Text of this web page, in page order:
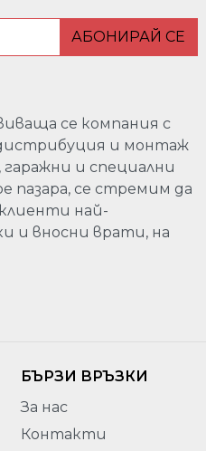
АБОНИРАЙ СЕ
се компания с
и монтаж
и специални
пазара, се стремим да
най-
и вносни врати, на
БЪРЗИ ВРЪЗКИ
За нас
Контакти